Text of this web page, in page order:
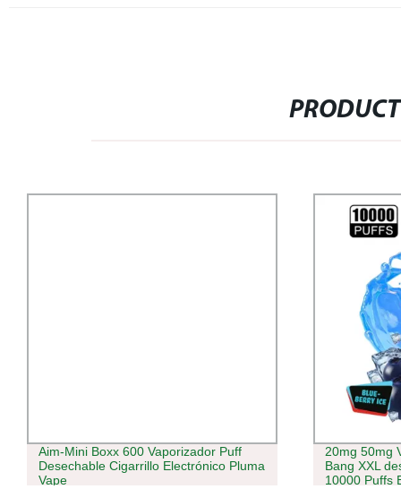
Aim-Mini Boxx 600 Vaporizador Puff
Desechable Cigarrillo Electrónico Pluma
Vape
20mg 50mg
Bang XXL
10000 Puffs